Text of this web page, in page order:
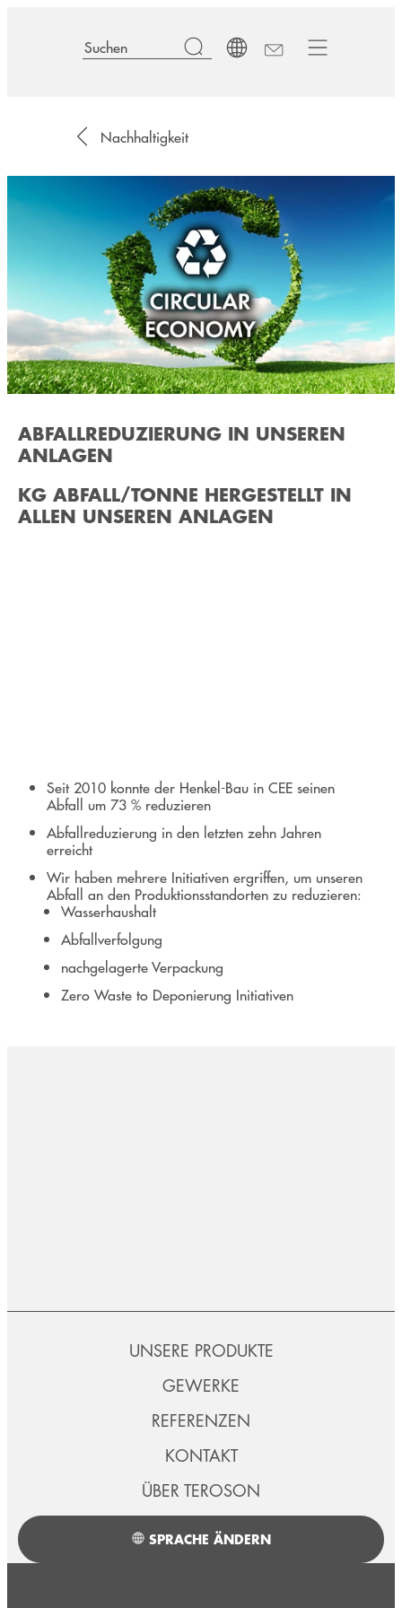
Nachhaltigkeit
ABFALLREDUZIERUNG IN UNSEREN
ANLAGEN
KG ABFALL/TONNE HERGESTELLT IN
ALLEN UNSEREN ANLAGEN
Seit 2010 konnte der Henkel-Bau in CEE seinen
Abfall um 73 % reduzieren
Abfallreduzierung in den letzten zehn Jahren
erreicht
Wir haben mehrere Initiativen ergriffen, um unseren
Abfall an den Produktionsstandorten zu reduzieren:
Wasserhaushalt
Abfallverfolgung
nachgelagerte Verpackung
Zero Waste to Deponierung Initiativen
UNSERE PRODUKTE
GEWERKE
REFERENZEN
KONTAKT
ÜBER TEROSON
SPRACHE ÄNDERN